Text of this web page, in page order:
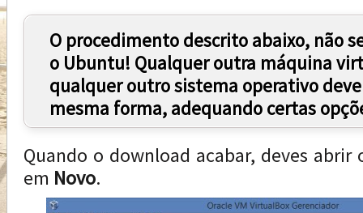
O procedimento descrito abaixo, não
o Ubuntu! Qualquer outra máquina
qualquer outro sistema operativo
mesma forma, adequando certas
Quando o download acabar, deves abrir
em Novo.